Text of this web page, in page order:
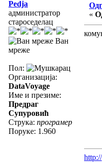
Pedja
администратор
староседелац
Ван
мреже
Пол:
Организација:
DataVoyage
Име и презиме:
Предраг
Супуровић
Струка: програмер
Поруке: 1.960
«